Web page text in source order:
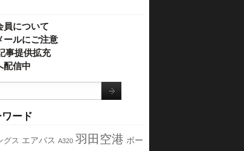
員について
ールにご注意
事提供拡充
配信中
ード
グス エアバス A320 羽田空港 ボー